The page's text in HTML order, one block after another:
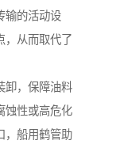
输的活动设
，从而取代了
卸，保障油料
蚀性或高危化
，船用鹤管助